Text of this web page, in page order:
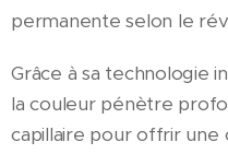
permanente selon le
Grâce à sa technologie
la couleur pénètre
capillaire pour offrir